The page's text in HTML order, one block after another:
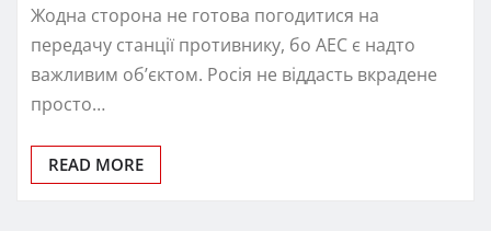
Жодна сторона не готова погодитися на
передачу станції противнику, бо АЕС є надто
важливим об’єктом. Росія не віддасть вкрадене
просто…
READ MORE